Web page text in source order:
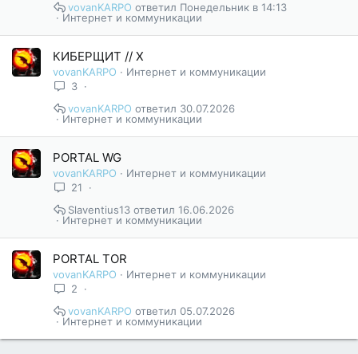
Интернет и коммуникации
Понедельник в 14:13
vovanKARPO
КИБЕРЩИТ // X
vovanKARPO
Интернет и коммуникации
3
Интернет и коммуникации
30.07.2026
vovanKARPO
PORTAL WG
vovanKARPO
Интернет и коммуникации
21
Интернет и коммуникации
16.06.2026
Slaventius13
PORTAL TOR
vovanKARPO
Интернет и коммуникации
2
Интернет и коммуникации
05.07.2026
vovanKARPO